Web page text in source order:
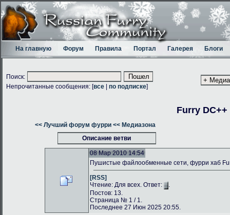
На главную Форум Правила Портал Галерея Блоги
Поиск:
Непрочитанные сообщения: [все по подписке]
Furry DC++
<< Лучший форум фурри << Медиазона
Описание ветви
08 Мар 2010 14:54
Пушистые файлообменные сети, фурри хаб
[RSS]
Чтение: Для всех. Ответ:
.
Постов: 13.
Страница № 1 / 1.
Последнее 27 Июн 2025 20:55.